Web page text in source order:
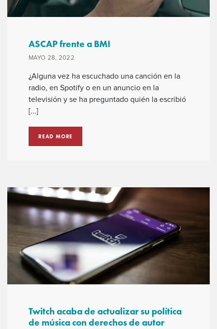
ASCAP frente a BMI
MAYO 28, 2022
¿Alguna vez ha escuchado una canción en la
radio, en Spotify o en un anuncio en la
televisión y se ha preguntado quién la escribió
[...]
READ MORE
Twitch acaba de actualizar su política
de música con derechos de autor